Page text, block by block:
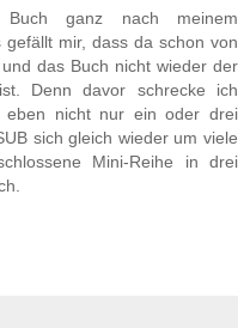
ganz nach meinem
mir, dass da schon von
das Buch nicht wieder der
Denn davor schrecke ich
eben nicht nur ein oder drei
sich gleich wieder um viele
Mini-Reihe in drei